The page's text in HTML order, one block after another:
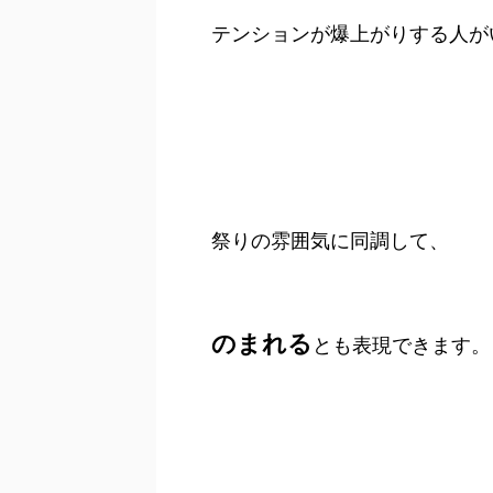
テンションが爆上がりする人
祭りの雰囲気に同調して、
のまれる とも表現できます。